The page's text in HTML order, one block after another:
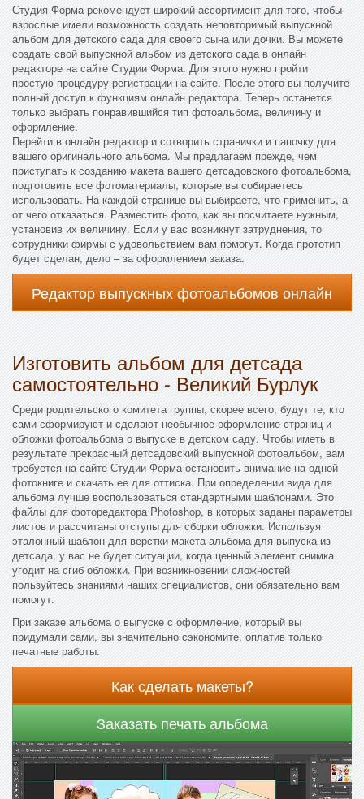
Студия Форма рекомендует широкий ассортимент для того, чтобы
взрослые имели возможность создать неповторимый выпускной
альбом для детского сада для своего сына или дочки. Вы можете
создать свой выпускной альбом из детского сада в онлайн
редакторе на сайте Студии Форма. Для этого нужно пройти
простую процедуру регистрации на сайте. После этого вы получите
полный доступ к функциям онлайн редактора. Теперь останется
только выбрать понравившийся тип фотоальбома, величину и
оформление.
Перейти в онлайн редактор и сотворить странички и папочку для
вашего оригинального альбома. Мы предлагаем прежде, чем
приступать к созданию макета вашего детсадовского фотоальбома,
подготовить все фотоматериалы, которые вы собираетесь
использовать. На каждой странице вы выбираете, что применить, а
от чего отказаться. Разместить фото, как вы посчитаете нужным,
установив их величину. Если у вас возникнут затруднения, то
сотрудники фирмы с удовольствием вам помогут. Когда прототип
будет сделан, дело – за оформлением заказа.
Редактор выпускных фотоальбомов онлайн
Изготовить альбом для детсада
самостоятельно - Великий Бурлук
Среди родительского комитета группы, скорее всего, будут те, кто
сами сформируют и сделают необычное оформление страниц и
обложки фотоальбома о выпуске в детском саду. Чтобы иметь в
результате прекрасный детсадовский выпускной фотоальбом, вам
требуется на сайте Студии Форма остановить внимание на одной
фотокниге и скачать ее для оттиска. При определении вида для
альбома лучше воспользоваться стандартными шаблонами. Это
файлы для фоторедактора Photoshop, в которых заданы параметры
листов и рассчитаны отступы для сборки обложки. Используя
эталонный шаблон для верстки макета альбома для выпуска из
детсада, у вас не будет ситуации, когда ценный элемент снимка
угодит на сгиб обложки. При возникновении сложностей
пользуйтесь знаниями наших специалистов, они обязательно вам
помогут.
При заказе альбома о выпуске с оформление, который вы
придумали сами, вы значительно сэкономите, оплатив только
печатные работы.
Как сделать макеты?
Заказать печать альбома